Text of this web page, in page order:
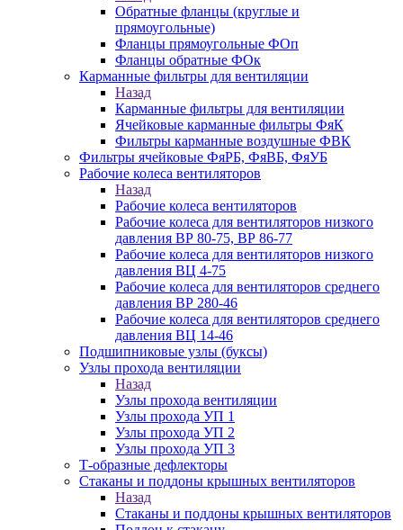
Обратные фланцы (круглые и
прямоугольные)
Фланцы прямоугольные ФОп
Фланцы обратные ФОк
Карманные фильтры для вентиляции
Назад
Карманные фильтры для вентиляции
Ячейковые карманные фильтры ФяК
Фильтры карманные воздушные ФВК
Фильтры ячейковые ФяРБ, ФяВБ, ФяУБ
Рабочие колеса вентиляторов
Назад
Рабочие колеса вентиляторов
Рабочие колеса для вентиляторов низкого
давления ВР 80-75, ВР 86-77
Рабочие колеса для вентиляторов низкого
давления ВЦ 4-75
Рабочие колеса для вентиляторов среднего
давления ВР 280-46
Рабочие колеса для вентиляторов среднего
давления ВЦ 14-46
Подшипниковые узлы (буксы)
Узлы прохода вентиляции
Назад
Узлы прохода вентиляции
Узлы прохода УП 1
Узлы прохода УП 2
Узлы прохода УП 3
Т-образные дефлекторы
Стаканы и поддоны крышных вентиляторов
Назад
Стаканы и поддоны крышных вентиляторов